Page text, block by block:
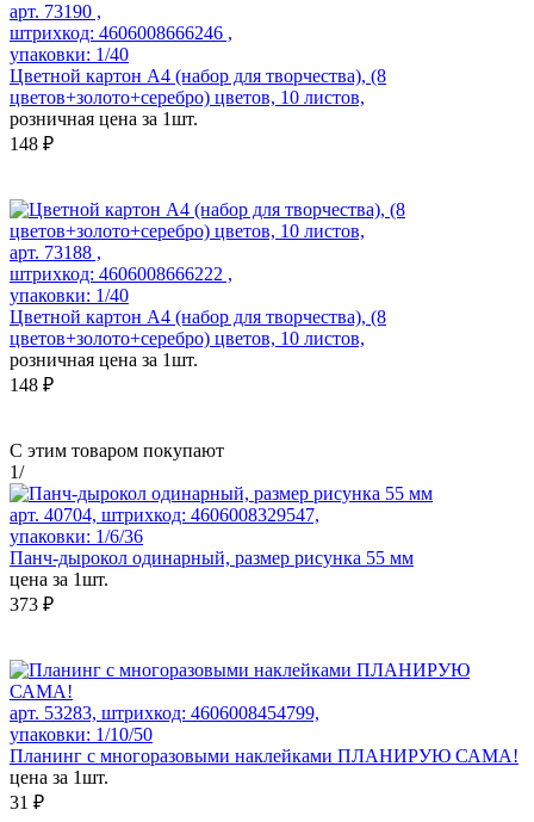
арт. 73190 ,
штрихкод: 4606008666246 ,
упаковки: 1/40
Цветной картон А4 (набор для творчества), (8
цветов+золото+серебро) цветов, 10 листов,
розничная цена за 1шт.
148 ₽
арт. 73188 ,
штрихкод: 4606008666222 ,
упаковки: 1/40
Цветной картон А4 (набор для творчества), (8
цветов+золото+серебро) цветов, 10 листов,
розничная цена за 1шт.
148 ₽
С этим товаром покупают
1/
арт. 40704, штрихкод: 4606008329547,
упаковки: 1/6/36
Панч-дырокол одинарный, размер рисунка 55 мм
цена за 1шт.
373 ₽
арт. 53283, штрихкод: 4606008454799,
упаковки: 1/10/50
Планинг с многоразовыми наклейками ПЛАНИРУЮ САМА!
цена за 1шт.
31 ₽